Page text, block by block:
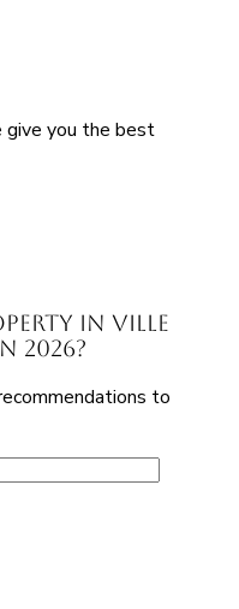
give you the best
in Ville
to